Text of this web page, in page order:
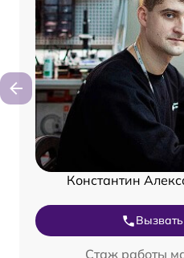
Константин
Стаж работы